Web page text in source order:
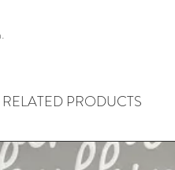
RELATED PRODUCTS